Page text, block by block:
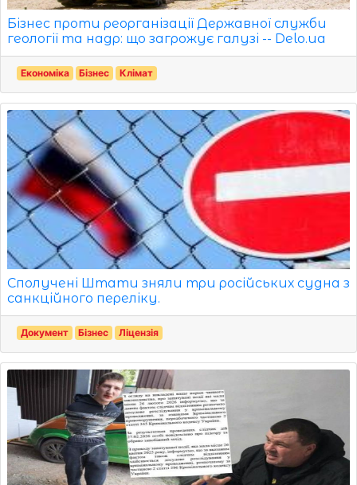
Бізнес проти реорганізації Державної служби
геології та надр: що загрожує галузі -- Delo.ua
Економіка Бізнес Клімат
Сполучені Штати зняли три російських судна з
санкційного переліку.
Документ Бізнес Ліцензія